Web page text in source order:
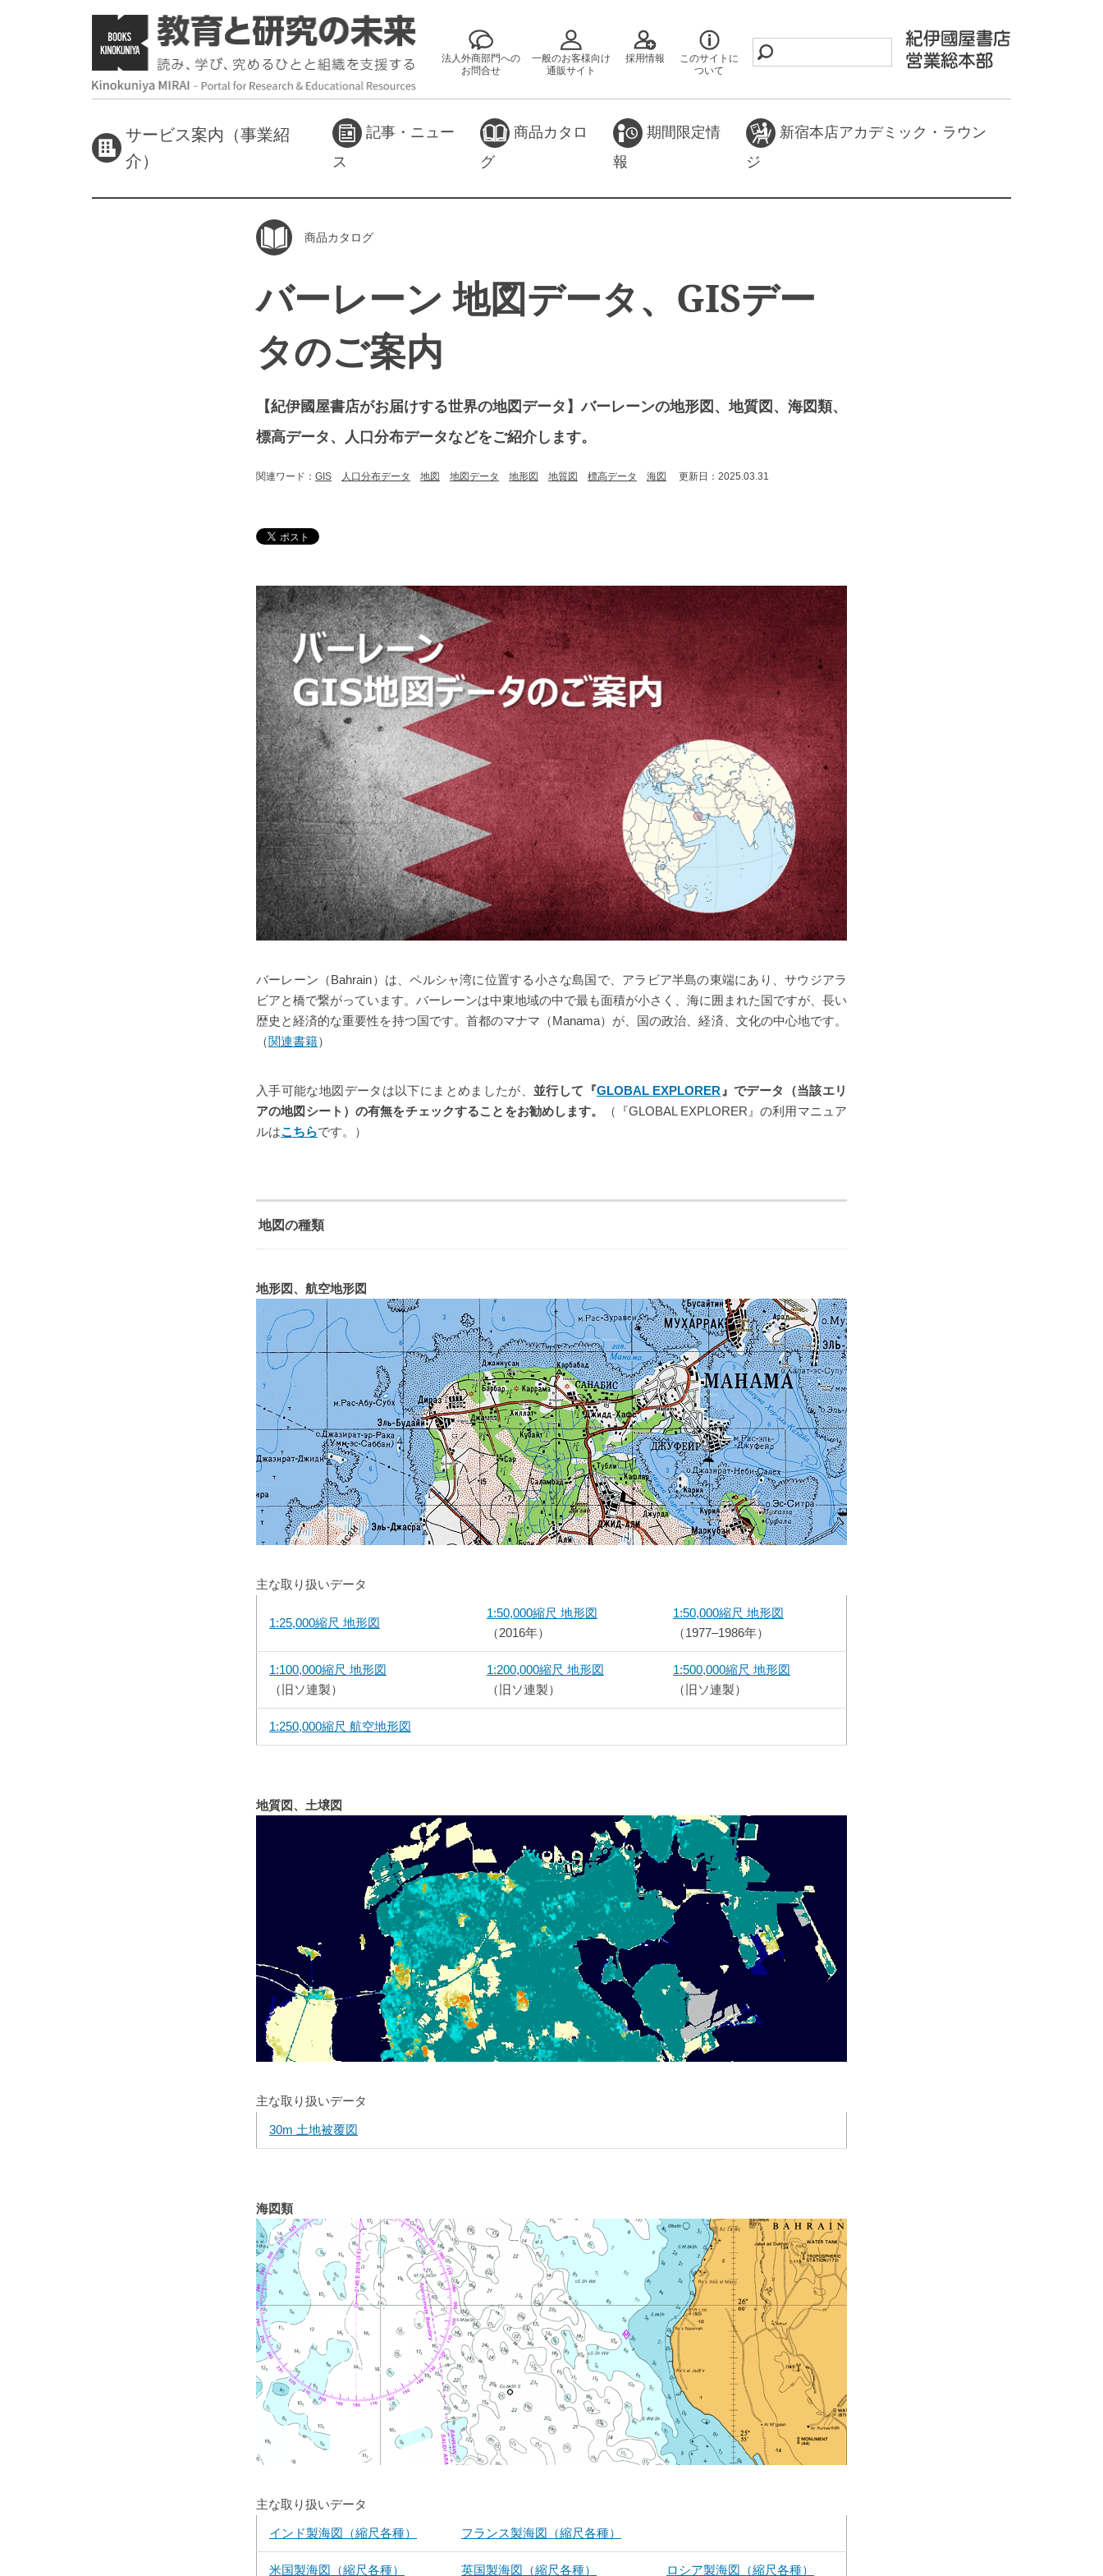
法人外商部門への
お問合せ
一般のお客様向け
通販サイト
採用情報
このサイトに
ついて
サービス案内（事業紹
介）
記事・ニュー
ス
商品カタロ
グ
期間限定情
報
新宿本店アカデミック・ラウン
ジ
商品カタログ
バーレーン 地図データ、GISデー
タのご案内
【紀伊國屋書店がお届けする世界の地図データ】バーレーンの地形図、地質図、海図類、
標高データ、人口分布データなどをご紹介します。
関連ワード： GIS 人口分布データ 地図 地図データ 地形図 地質図 標高データ 海図 更新日：2025.03.31
バーレーン（Bahrain）は、ペルシャ湾に位置する小さな島国で、アラビア半島の東端にあり、サウジアラ
ビアと橋で繋がっています。バーレーンは中東地域の中で最も面積が小さく、海に囲まれた国ですが、長い
歴史と経済的な重要性を持つ国です。首都のマナマ（Manama）が、国の政治、経済、文化の中心地です。
（関連書籍）
入手可能な地図データは以下にまとめましたが、 並行して『GLOBAL EXPLORER 』でデータ（当該エリ
アの地図シート）の有無をチェックすることをお勧めします。
（『GLOBAL EXPLORER』の利用マニュア
ルはこちらです。）
地図の種類
地形図、航空地形図
主な取り扱いデータ
1:25,000縮尺 地形図
1:50,000縮尺 地形図
（2016年）
1:50,000縮尺 地形図
（1977–1986年）
1:100,000縮尺 地形図
（旧ソ連製）
1:200,000縮尺 地形図
（旧ソ連製）
1:500,000縮尺 地形図
（旧ソ連製）
1:250,000縮尺 航空地形図
地質図、土壌図
主な取り扱いデータ
30m 土地被覆図
海図類
主な取り扱いデータ
インド製海図（縮尺各種） フランス製海図（縮尺各種）
米国製海図（縮尺各種） 英国製海図（縮尺各種） ロシア製海図（縮尺各種）